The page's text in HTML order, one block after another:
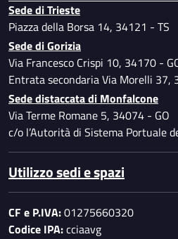
Sede di Trieste
Piazza della Borsa 14, 34121 - TS
Sede di Gorizia
Via Francesco Crispi 10, 34170 -
Entrata secondaria Via Morelli 37,
Sede distaccata di Monfalcone
Via Terme Romane 5, 34074 - GO
c/o l’Autorità di Sistema Portuale
Utilizzo sedi e spazi
CF e P.IVA:01275660320
Codice IPA:cciaavg